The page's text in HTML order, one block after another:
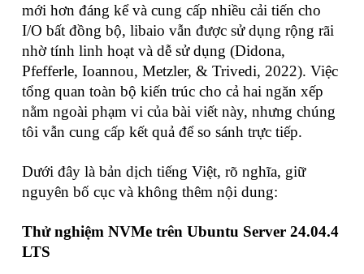
mới hơn đáng kể và cung cấp nhiều cải tiến cho
I/O bất đồng bộ, libaio vẫn được sử dụng rộng rãi
nhờ tính linh hoạt và dễ sử dụng (Didona,
Pfefferle, Ioannou, Metzler, & Trivedi, 2022). Việc
tổng quan toàn bộ kiến trúc cho cả hai ngăn xếp
nằm ngoài phạm vi của bài viết này, nhưng chúng
tôi vẫn cung cấp kết quả để so sánh trực tiếp.
Dưới đây là bản dịch tiếng Việt, rõ nghĩa, giữ
nguyên bố cục và không thêm nội dung:
Thử nghiệm NVMe trên Ubuntu Server 24.04.4
LTS